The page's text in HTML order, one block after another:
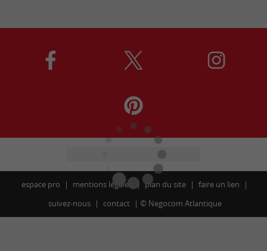
espace pro mentions légales plan du site
faire un lien
suivez-nous
contact © Negocom Atlantique